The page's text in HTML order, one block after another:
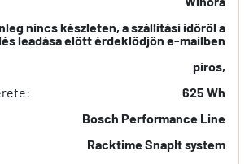
nincs készleten, a szállítási időről a
leadása előtt érdeklődjön e-mailben
piros,
625 Wh
Bosch Performance Line
Racktime SnapIt system